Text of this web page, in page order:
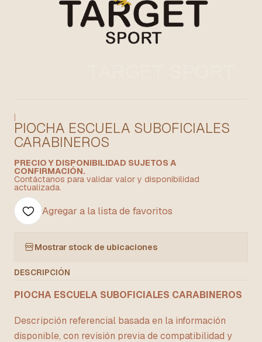
|
PIOCHA ESCUELA SUBOFICIALES
CARABINEROS
PRECIO Y DISPONIBILIDAD SUJETOS A
CONFIRMACIÓN.
Contáctanos para validar valor y disponibilidad
actualizada.
Agregar a la lista de favoritos
Mostrar stock de ubicaciones
DESCRIPCIÓN
PIOCHA ESCUELA SUBOFICIALES CARABINEROS
Descripción referencial basada en la información
disponible, con revisión previa de compatibilidad y